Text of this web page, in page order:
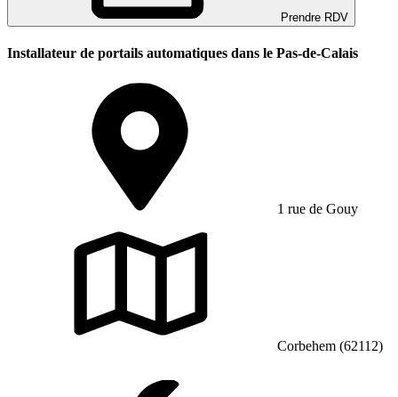
Prendre RDV
Installateur de portails automatiques dans le Pas-de-Calais
1 rue de Gouy
Corbehem (62112)